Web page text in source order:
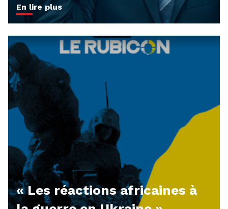
En lire plus
« Les réactions africaines à